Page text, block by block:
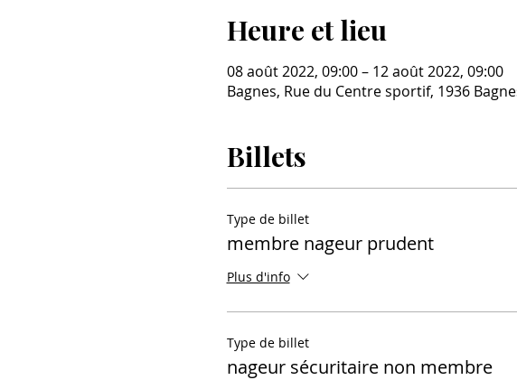
Heure et lieu
08 août 2022, 09:00 – 12 août 2022, 09:00
Bagnes, Rue du Centre sportif, 1936
Billets
Type de billet
membre nageur prudent
Plus d'info
Type de billet
nageur sécuritaire non membre